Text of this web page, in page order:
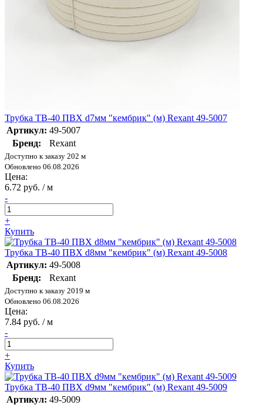
Трубка ТВ-40 ПВХ d7мм "кембрик" (м) Rexant 49-5007
Артикул: 49-5007
Бренд:
Rexant
Доступно к заказу 202 м
Обновлено 06.08.2026
Цена:
6.72 руб. / м
-
+
Купить
Трубка ТВ-40 ПВХ d8мм "кембрик" (м) Rexant 49-5008
Артикул: 49-5008
Бренд:
Rexant
Доступно к заказу 2019 м
Обновлено 06.08.2026
Цена:
7.84 руб. / м
-
+
Купить
Трубка ТВ-40 ПВХ d9мм "кембрик" (м) Rexant 49-5009
Артикул: 49-5009